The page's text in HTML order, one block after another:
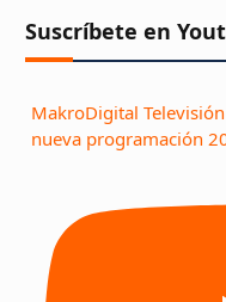
Suscríbete en
MakroDigital
nueva programación